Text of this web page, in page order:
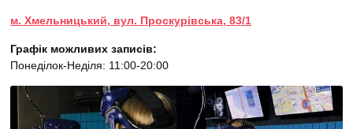
м. Хмельницький, вул. Проскурівська, 83/1
Графік можливих записів:
Понеділок-Неділя: 11:00-20:00